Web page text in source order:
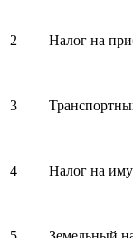
2 Налог на
3
4 Налог на